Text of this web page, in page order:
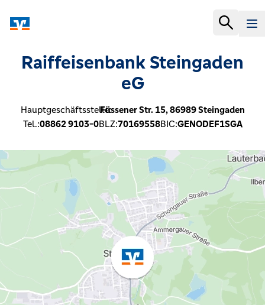
Raiffeisenbank Steingaden
eG
Hauptgeschäftsstelle:Füssener Str. 15,86989Steingaden
Tel.:08862 9103-0BLZ:70169558BIC:GENODEF1SGA